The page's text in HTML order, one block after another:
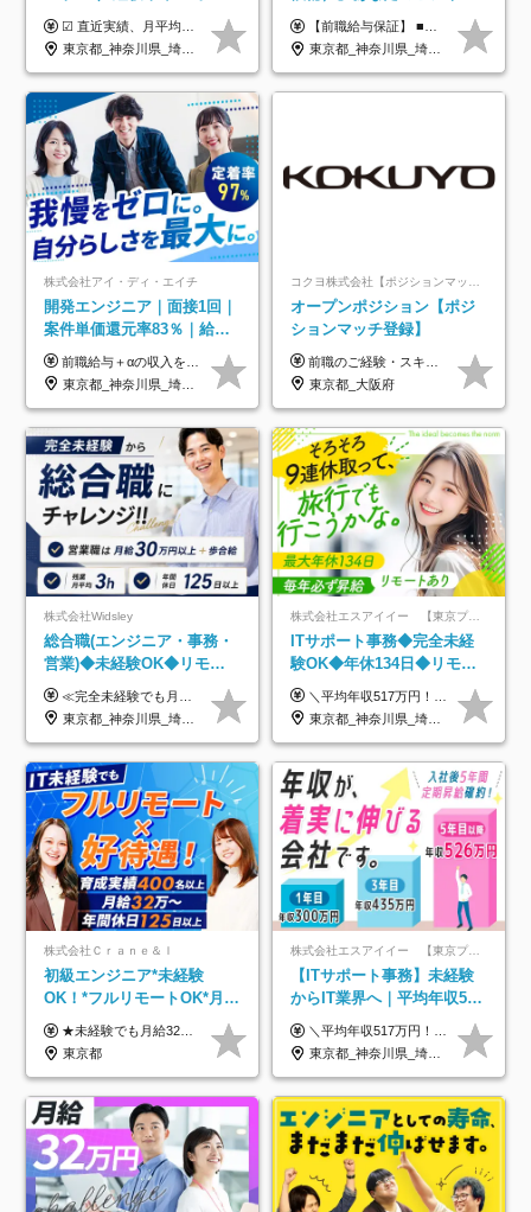
／実質還元率80～90%／前
給保証／AI系など最先端案
件多数
☑︎ 直近実績、月平均17,000円の昇給 ☑︎ 前職給与100%保証 ☑︎ 実質還元率80～90% ☑︎ 待機時も給与は満額支給 月給35万円～70万円＋交通費など各種手当 ※想定年収：4,200,000円～10,560,000円 ※経験・能力等を考慮の上で決定します。 ※上記金額には、みなし残業手当（50時間分・104,000円～212,000円）を含みます。超過分は別途追加支給します。 ┗残業時間は月平均10時間、多い時でも20時間程度と安定しております ★単価連動型の給与体系ではないため、万が一待機になってもその間の給与は満額支給しています。 ＜1年間の昇給事例をご紹介！＞ ・20代/フロントエンドエンジニア：月給274,000円→月給362,000円（＋88,000円/月） ・20代/iOSエンジニア：月給237,000円→月給287,000円（＋50,000円/月） ・20代/Androidエンジニア：月給316,000円→月給374,000円（＋58,000円/月） ・30代/Javaエンジニア（上流）：月給340,000円→月給418,000円（＋78,000円/月） ・30代/PMO：月給340,000円→月給418,000円（＋78,000円/月）
東京都_神奈川県_埼玉県_千葉県_大阪府_愛知県_北海道_青森県_岩手県_宮城県_秋田県_山形県_福島県_茨城県_栃木県_群馬県_新潟県_山梨県_長野県_富山県_石川県_福井県_静岡県_岐阜県_三重県_兵庫県_京都府_滋賀県_奈良県_和歌山県_広島県_岡山県_鳥取県_島根県_山口県_徳島県_香川県_愛媛県_高知県_福岡県_熊本県_佐賀県_長崎県_大分県_宮崎県_鹿児島県_沖縄県
経験をAI業界で活かす◆IT
未経験OK◆目指せるコンサ
ル
【前職給与保証】 ■未経験者： 月給30万円～35万円 ■ローキャリア（経験目安1年程度）： 月給35万円～40万円 ■経験者（経験目安3年以上）： 月給40万円～60万円 ■即戦力（経験目安5年以上）： 月給45万円～80万円 ※上記金額には固定残業代30時間分 【未経験者5万5000円～7万3000円、 ローキャリア6万4000円～7万3000円、 経験者5万8000円～10万9000円、 即戦力8万2000円～14万5000円】を含みます。 ※30時間を超える場合は追加で全額支給します。 ※経験・能力・前職給与などを総合的に評価したうえでご納得いただけるよう個別決定。 未経験者の場合、前職給与とポテンシャルを査定のうえ決定いたします。 ※日本国内でのIT業界経験、または同等の実務経験と能力に応じて決定します。 ※前職給与は日本円かつ、日本国内での実績に基づき評価します。 【納得の評価システム】 ★クォーター毎に査定する評価制度導入！ 明確な評価基準で翌年度年収を上げましょう！ ★評価対象期間に在籍中のほとんどの社員が昇給し 年収アップを実現しています！ ★様々なインセンティブ制度を用意し多角的に正当評価しています！ ※試用期間6カ月（期間中の待遇等に差異なし）
東京都_神奈川県_埼玉県_千葉県
株式会社アイ・ディ・エイチ
開発エンジニア｜面接1回｜
案件単価還元率83％｜給与
UP保証｜年休140日｜在宅
利用率9割｜独立支援・副業
制度
前職給与＋αの収入を保証 月給42万円～120万円＋各種手当＋賞与 給与基準が明確かつ高還元です。 一人ひとりが安定した環境のもと、長く活躍できる職場を目指しています。 ※平均年収650万円 ・還元率83％ ・各種手当について 職能手当／職務手当／資格手当／営業手当 など ※前職での経験・能力、給与などを考慮の上、当社規定により優遇いたします ※試用期間あり（3ヶ月／期間中の条件に変動はありません） ※上記金額には固定残業代（78,948円～225,564円/月30時間分）を含みます 超過分は別途全額支給いたします ・年収UPを保証 過去には転職時に〈年収200万円UP〉したエンジニアも在籍しています。入社時だけでなく、入社後も安心の給与水準で働ける環境です。キャリアや技術力が正当に評価されていないと感じていたら、一度面接でお話ししましょう！ 当社では管理職の人数は最低限にし、無駄な管理をしません。その費用削減分を社員の給与に還元しています！
東京都_神奈川県_埼玉県_千葉県_大阪府_愛知県_北海道_青森県_岩手県_宮城県_秋田県_山形県_福島県_茨城県_栃木県_群馬県_新潟県_山梨県_長野県_富山県_石川県_福井県_静岡県_岐阜県_三重県_兵庫県_京都府_滋賀県_奈良県_和歌山県_広島県_岡山県_鳥取県_島根県_山口県_徳島県_香川県_愛媛県_高知県_福岡県_熊本県_佐賀県_長崎県_大分県_宮崎県_鹿児島県_沖縄県
オープンポジション【ポジ
ションマッチ登録】
前職のご経験・スキル等を考慮して決定します。
東京都_大阪府
株式会社Widsley
総合職(エンジニア・事務・
営業)◆未経験OK◆リモー
トあり◆残業月3h◆服装髪
型自由
≪完全未経験でも月給40万円以上も可能です！≫ -------------- 【1】ITエンジニア 月給26万円～50万円＋プロジェクト手当＋資格手当 【2】IT事務、営業事務 月給26万円～50万円＋プロジェクト手当＋資格手当 ≪【1】【2】共通≫ ★上記給与には固定残業代20時間分(月3万719円～)を含みます。残業が超過した場合は、追加支給します(残業は月平均3時間とほぼ発生しません。残業がなくても、固定残業代は支給されます) ★試用期間6ヵ月あり（期間中は月給23万1000円～。固定残業代20時間分3万719円～を含む／超過分は別途支給） -------------- 【3】SES営業、SaaS営業 月給30万円以上＋インセンティブ＋各種手当 ★上記給与には固定残業代45時間分(月7万6967円～)を含みます。残業が超過した場合は、追加支給します(残業は月平均3時間とほぼ発生しません。残業がなくても、固定残業代は支給されます) ★試用期間6ヵ月あり(期間中も給与や福利厚生は同じです)
東京都_神奈川県_埼玉県_千葉県_大阪府_愛知県_北海道_青森県_岩手県_宮城県_秋田県_山形県_福島県_茨城県_栃木県_群馬県_新潟県_山梨県_長野県_富山県_石川県_福井県_静岡県_岐阜県_三重県_兵庫県_京都府_滋賀県_奈良県_和歌山県_広島県_岡山県_鳥取県_島根県_山口県_徳島県_香川県_愛媛県_高知県_福岡県_熊本県_佐賀県_長崎県_大分県_宮崎県_鹿児島県_沖縄県
株式会社エスアイイー 【東京プロマーケット上場】
ITサポート事務◆完全未経
験OK◆年休134日◆リモー
トOK◆残業月7h以下◆賞与
年3回◆5年目まで必ず昇給
＼平均年収517万円！入社5年目まで毎年必ず昇給／ ■賞与年3回 ■年収800万円以上も可 ■入社3年以上の平均年収469.2万円 月給23万2000円以上＋賞与年3回＋各種手当 ☆入社5年目まで最大1万5000円の定期昇給を確約 ┃各種手当充実 ・規定の資格を取得すれば、2000円～5万円を毎月支給（2万4000円～60万円／年） ・研修中に取得した取得率95％の資格でも研修後の給料UP ※月給は年齢・経験・能力を考慮して、優遇いたします ※上記月給金額は固定残業代（20時間/3万1300円円以上）を含み、超過分は別途支給いたします ※試用期間（6ヶ月）は月給に変動はありますが、その他待遇に差異はありません ├入社後1ヶ月～3ヶ月間は、月給20万1900円となります └上記金額は固定残業代（10時間／1万6000円）を含み、超過分は別途支給いたします
東京都_神奈川県_埼玉県_千葉県_大阪府_愛知県_北海道_青森県_岩手県_宮城県_秋田県_山形県_福島県_茨城県_栃木県_群馬県_新潟県_山梨県_長野県_富山県_石川県_福井県_静岡県_岐阜県_三重県_兵庫県_京都府_滋賀県_奈良県_和歌山県_広島県_岡山県_鳥取県_島根県_山口県_徳島県_香川県_愛媛県_高知県_福岡県_熊本県_佐賀県_長崎県_大分県_宮崎県_鹿児島県_沖縄県
株式会社Ｃｒａｎｅ＆Ｉ
初級エンジニア*未経験
OK！*フルリモートOK*月給
32万～*残業月9.8h*1ヶ月の
研修*資格取得率100％
★未経験でも月給32万円スタート★ 月収32万円～35万円＋各種手当（資格手当だけで毎月15万の上乗せ実績あり！） ★資格手当豊富！1資格につき最大3万円支給 ★功績手当の導入で、毎月のお給与に上乗せで最大10万円支給している社員も！ ★1回の昇級で年収数十万UPも可 ★ゆくゆくは年収1000万以上も目指せる 年俸384万円～1,162万8,000円（12分割） ※経験・スキルを考慮の上決定します ※上記金額には固定残業代（月30h分・60,800円～66,500円）を含みます ※超過分は別途全額支給します ※試用期間2ヶ月間あり（その他待遇に差異はありません）
東京都
株式会社エスアイイー 【東京プロマーケット上場】
【ITサポート事務】未経験
からIT業界へ｜平均年収517
万円｜ホワイト企業認定｜
年休134日｜リモートOK
＼平均年収517万円！入社5年目まで毎年必ず昇給／ ■賞与年3回 ■年収800万円以上も可 ■入社3年以上の平均年収469.2万円 月給23万2000円以上＋賞与年3回＋各種手当 ☆入社5年目まで最大1万5000円の定期昇給を確約 ┃各種手当充実 ・規定の資格を取得すれば、2000円～5万円を毎月支給（2万4000円～60万円／年） ・研修中に取得した取得率95％の資格でも研修後の給料UP ※月給は年齢・経験・能力を考慮して、優遇いたします ※上記月給金額は固定残業代（20時間/3万1300円円以上）を含み、超過分は別途支給いたします ※試用期間（6ヶ月）は月給に変動はありますが、その他待遇に差異はありません ├入社後1ヶ月～3ヶ月間は、月給20万1900円となります └上記金額は固定残業代（10時間／1万6000円）を含み、超過分は別途支給いたします
東京都_神奈川県_埼玉県_千葉県_大阪府_愛知県_北海道_青森県_岩手県_宮城県_秋田県_山形県_福島県_茨城県_栃木県_群馬県_新潟県_山梨県_長野県_富山県_石川県_福井県_静岡県_岐阜県_三重県_兵庫県_京都府_滋賀県_奈良県_和歌山県_広島県_岡山県_鳥取県_島根県_山口県_徳島県_香川県_愛媛県_高知県_福岡県_熊本県_佐賀県_長崎県_大分県_宮崎県_鹿児島県_沖縄県